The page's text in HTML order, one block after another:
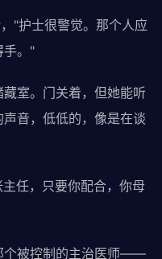
"护士很警觉。那个人应
手。"
室。门关着，但她能听
音，低低的，像是在谈
任，只要你配合，你母
个被控制的主治医师——